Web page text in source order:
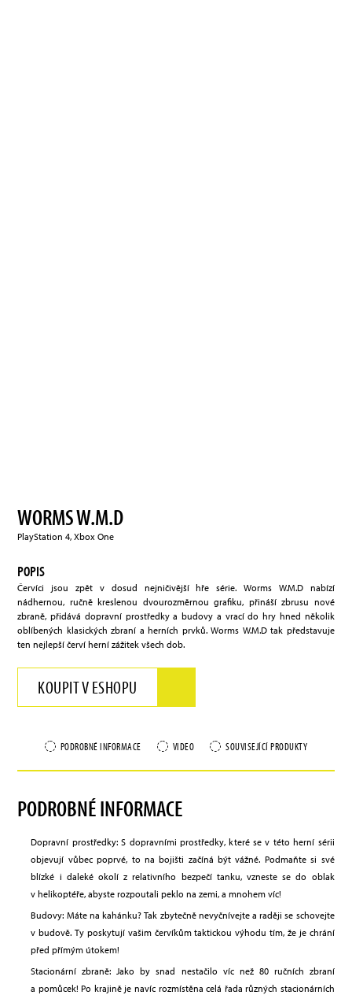
WORMS W.M.D
PlayStation 4, Xbox One
POPIS
Červíci jsou zpět v dosud nejničivější hře série. Worms W.M.D nabízí
nádhernou, ručně kreslenou dvourozměrnou grafiku, přináší zbrusu nové
zbraně, přidává dopravní prostředky a budovy a vrací do hry hned několik
oblíbených klasických zbraní a herních prvků. Worms W.M.D tak představuje
ten nejlepší červí herní zážitek všech dob.
KOUPIT V ESHOPU
PODROBNÉ INFORMACE VIDEO SOUVISEJÍCÍ PRODUKTY
PODROBNÉ INFORMACE
Dopravní prostředky: S dopravními prostředky, které se v této herní sérii
objevují vůbec poprvé, to na bojišti začíná být vážné. Podmaňte si své
blízké i daleké okolí z relativního bezpečí tanku, vzneste se do oblak
v helikoptéře, abyste rozpoutali peklo na zemi, a mnohem víc!
Budovy: Máte na kahánku? Tak zbytečně nevyčnívejte a raději se schovejte
v budově. Ty poskytují vašim červíkům taktickou výhodu tím, že je chrání
před přímým útokem!
Stacionární zbraně: Jako by snad nestačilo víc než 80 ručních zbraní
a pomůcek! Po krajině je navíc rozmístěna celá řada různých stacionárních